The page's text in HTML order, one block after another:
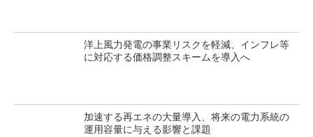
洋上風力発電の事業リスクを軽減、インフレ等
に対応する価格調整スキームを導入へ
加速する再エネの大量導入、将来の電力系統の
運用容量に与える影響と課題